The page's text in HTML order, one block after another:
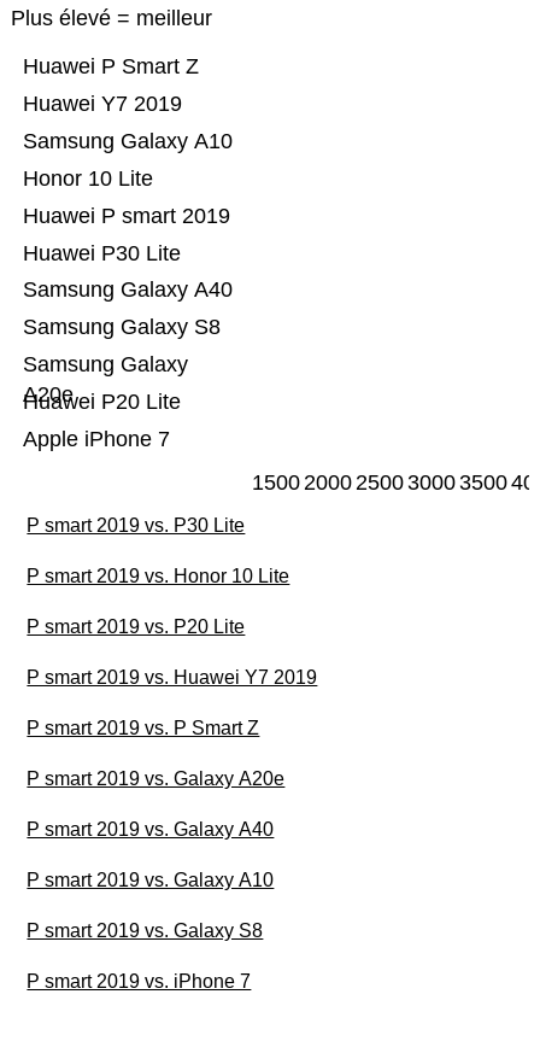
Plus élevé = meilleur
Apple iPhone 7
Huawei P20 Lite
Samsung Galaxy
A20e
Samsung Galaxy S8
Samsung Galaxy A40
Huawei P30 Lite
Huawei P smart 2019
Honor 10 Lite
Samsung Galaxy A10
Huawei Y7 2019
Huawei P Smart Z
15002000250030003500
P smart 2019 vs. P30 Lite
P smart 2019 vs. Honor 10 Lite
P smart 2019 vs. P20 Lite
P smart 2019 vs. Huawei Y7 2019
P smart 2019 vs. P Smart Z
P smart 2019 vs. Galaxy A20e
P smart 2019 vs. Galaxy A40
P smart 2019 vs. Galaxy A10
P smart 2019 vs. Galaxy S8
P smart 2019 vs. iPhone 7